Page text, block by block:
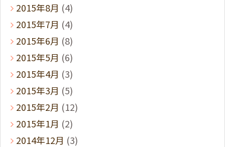
2015年8月 (4)
2015年7月 (4)
2015年6月 (8)
2015年5月 (6)
2015年4月 (3)
2015年3月 (5)
2015年2月 (12)
2015年1月 (2)
2014年12月 (3)